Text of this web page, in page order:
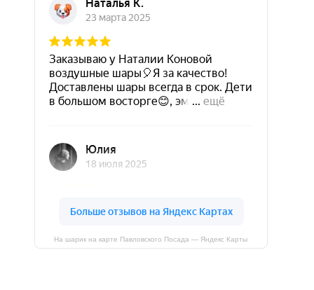
На шарик на карте Павловского Посада — Яндекс Карты